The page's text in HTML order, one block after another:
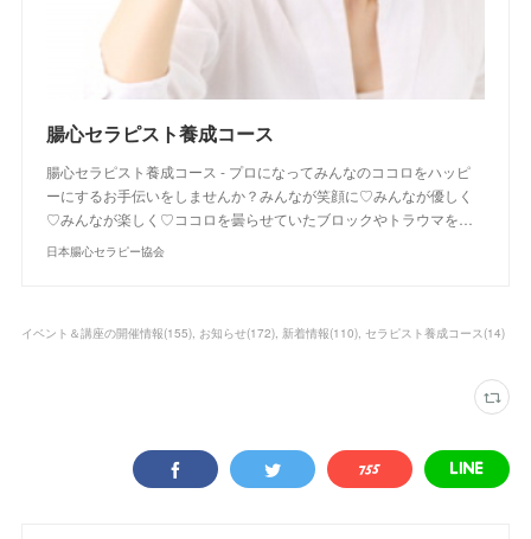
腸心セラピスト養成コース
腸心セラピスト養成コース - プロになってみんなのココロをハッピ
ーにするお手伝いをしませんか？みんなが笑顔に♡みんなが優しく
♡みんなが楽しく♡ココロを曇らせていたブロックやトラウマを…
日本腸心セラピー協会
イベント＆講座の開催情報(155) お知らせ(172) 新着情報(110) セラピスト養成コース (14)